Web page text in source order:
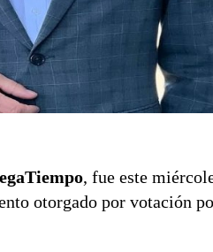
, fue este
otorgado por votación